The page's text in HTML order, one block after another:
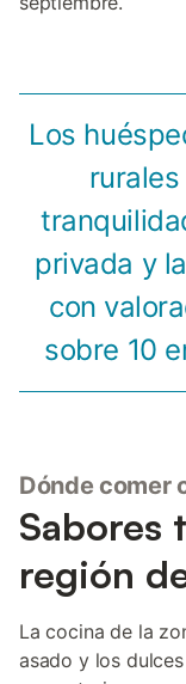
Los
privada y
con
sobre 10
Dónde comer
Sabores
región
La cocina de la
asado y los